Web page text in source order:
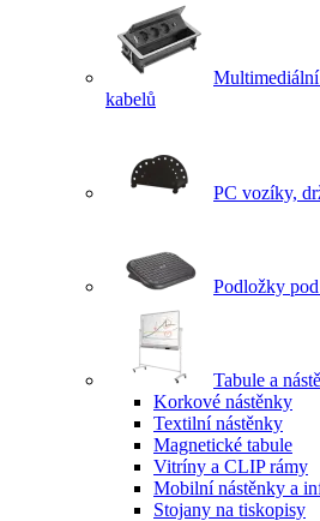
Multimediální
kabelů
PC vozíky,
Podložky
Tabule a
Korkové nástěnky
Textilní nástěnky
Magnetické tabule
Vitríny a CLIP rámy
Mobilní nástěnky a
Stojany na tiskopisy